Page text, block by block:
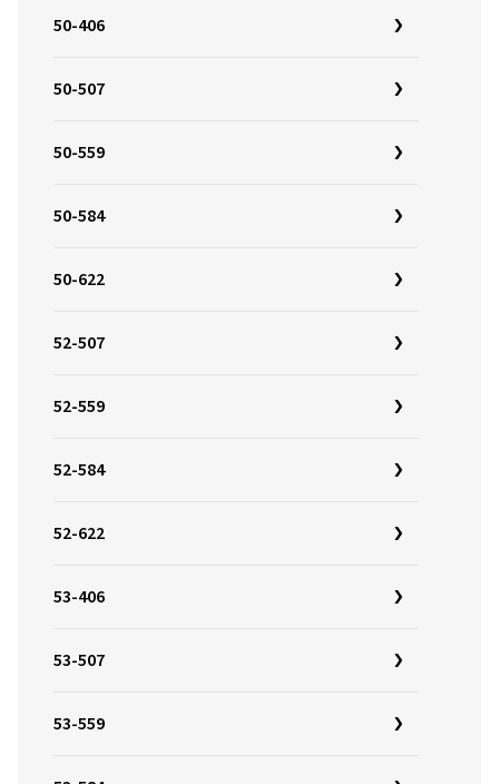
50-406
50-507
50-559
50-584
50-622
52-507
52-559
52-584
52-622
53-406
53-507
53-559